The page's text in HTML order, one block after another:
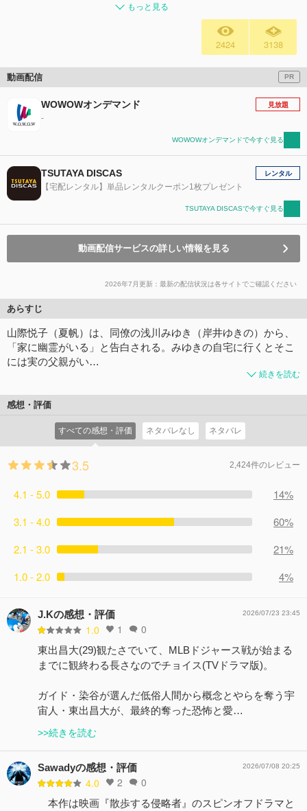
もっと見る
2424 3138
動画配信 PR
WOWOWオンデマンド
-
見放題
WOWOWオンデマンドで今すぐ見る
TSUTAYA DISCAS
【宅配レンタル】単品レンタルクーポン1枚プレゼント
レンタル
TSUTAYA DISCASで今すぐ見る
動画配信サービスの詳しい情報を見る
2026年7月更新：最新の配信状況は各サイトでご確認ください
あらすじ
山際悦子（夏帆）は、同僚の浅川みゆき（岸井ゆきの）から、
「家に幽霊がいる」と告白される。みゆきの自宅に行くとそこ
には実の父親がい…
続きを読む
感想・評価
すべての感想・評価 ネタバレなし ネタバレ
3.5 2,424件のレビュー
4.1 - 5.0
14%
3.1 - 4.0
60%
2.1 - 3.0
21%
1.0 - 2.0
4%
J.Kの感想・評価
1.0 1 0
2026/07/23 23:45
東出昌大(29)観たさでいて、MLBドジャース戦が始まる
までに観終わる長さなのでチョイス(TVドラマ版)。
ガイド・染谷が選んだ低俗人間から概念とやらを奪う宇
宙人・東出昌大が、最終的奪った恐怖と愛…
>>続きを読む
Sawadyの感想・評価
4.0 2 0
2026/07/08 20:25
本作は映画『散歩する侵略者』のスピンオフドラマと